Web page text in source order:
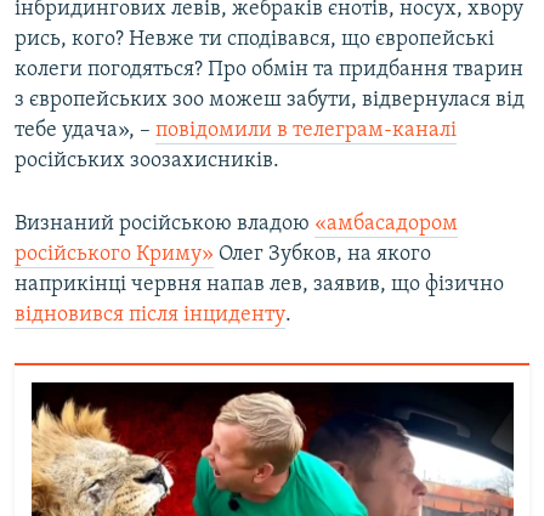
інбридингових левів, жебраків єнотів, носух, хвору
рись, кого? Невже ти сподівався, що європейські
колеги погодяться? Про обмін та придбання тварин
з європейських зоо можеш забути, відвернулася від
тебе удача», – повідомили в телеграм-каналі
російських зоозахисників.
Визнаний російською владою «амбасадором
російського Криму» Олег Зубков, на якого
наприкінці червня напав лев, заявив, що фізично
відновився після інциденту.